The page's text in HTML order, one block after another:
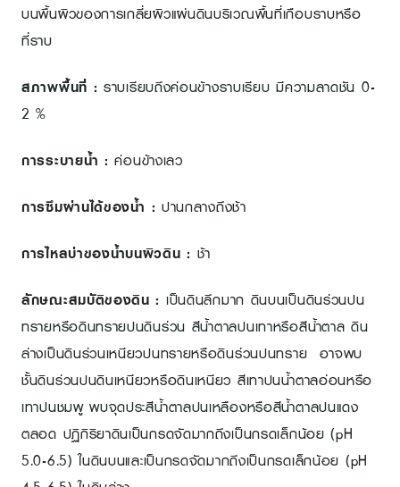
บนพื้นผิวของการเกลี่ยผิวแผ่นดินบริเวณพื้นที่เกือบราบหรือ
ที่ราบ
สภาพพื้นที่ : ราบเรียบถึงค่อนข้างราบเรียบ มีความลาดชัน 0-
2 %
การระบายน้ำ : ค่อนข้างเลว
การซึมผ่านได้ของน้ำ : ปานกลางถึงช้า
การไหลบ่าของน้ำบนผิวดิน : ช้า
ลักษณะสมบัติของดิน : เป็นดินลึกมาก ดินบนเป็นดินร่วนปน
ทรายหรือดินทรายปนดินร่วน สีน้ำตาลปนเทาหรือสีน้ำตาล ดิน
ล่างเป็นดินร่วนเหนียวปนทรายหรือดินร่วนปนทราย อาจพบ
ชั้นดินร่วนปนดินเหนียวหรือดินเหนียว สีเทาปนน้ำตาลอ่อนหรือ
เทาปนชมพู พบจุดประสีน้ำตาลปนเหลืองหรือสีน้ำตาลปนแดง
ตลอด ปฏิกิริยาดินเป็นกรดจัดมากถึงเป็นกรดเล็กน้อย (pH
5.0-6.5) ในดินบนและเป็นกรดจัดมากถึงเป็นกรดเล็กน้อย (pH